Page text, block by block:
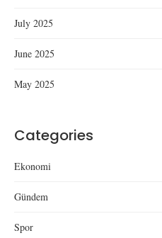
July 2025
June 2025
May 2025
Categories
Ekonomi
Gündem
Spor